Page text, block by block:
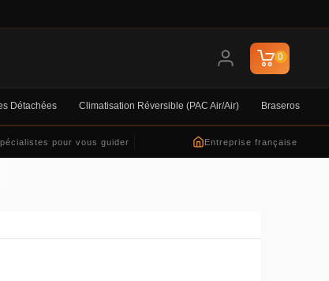
0
Détachées Climatisation Réversible (PAC Air/air) Braseros
pour vous guider Entreprise française